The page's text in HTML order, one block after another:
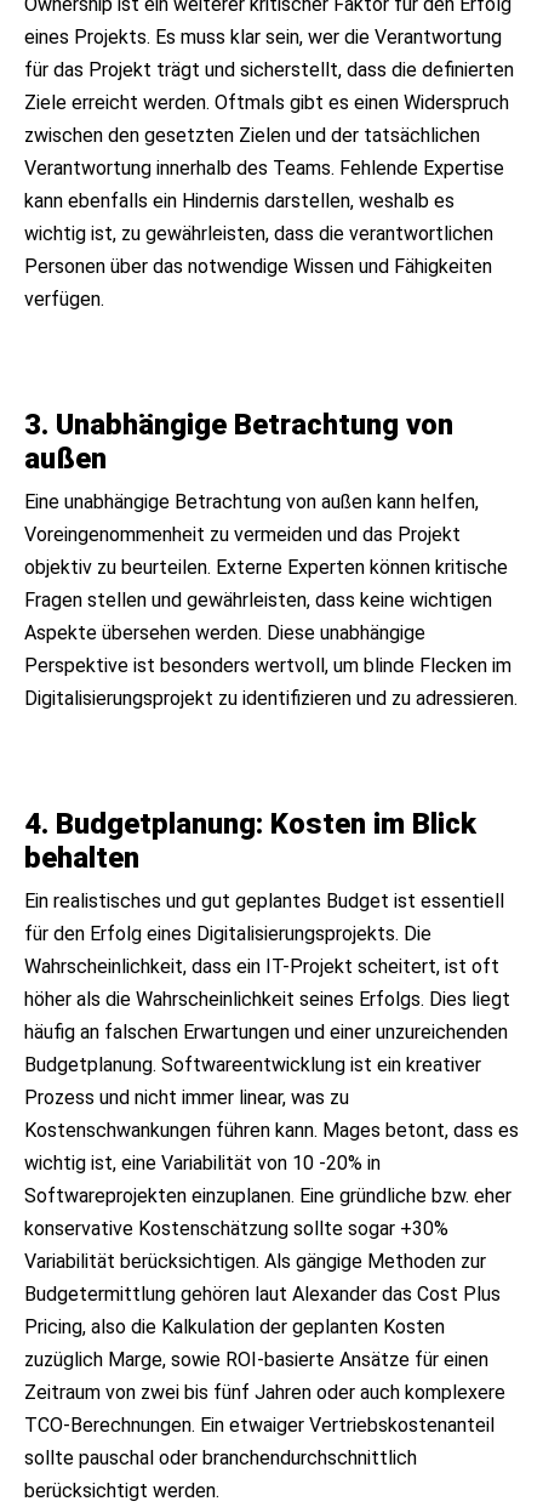
eines Projekts. Es muss klar sein, wer die Verantwortung
für das Projekt trägt und sicherstellt, dass die definierten
Ziele erreicht werden. Oftmals gibt es einen Widerspruch
zwischen den gesetzten Zielen und der tatsächlichen
Verantwortung innerhalb des Teams. Fehlende Expertise
kann ebenfalls ein Hindernis darstellen, weshalb es
wichtig ist, zu gewährleisten, dass die verantwortlichen
Personen über das notwendige Wissen und Fähigkeiten
verfügen.
3. Unabhängige Betrachtung von
außen
Eine unabhängige Betrachtung von außen kann helfen,
Voreingenommenheit zu vermeiden und das Projekt
objektiv zu beurteilen. Externe Experten können kritische
Fragen stellen und gewährleisten, dass keine wichtigen
Aspekte übersehen werden. Diese unabhängige
Perspektive ist besonders wertvoll, um blinde Flecken im
Digitalisierungsprojekt zu identifizieren und zu adressieren.
4. Budgetplanung: Kosten im Blick
behalten
Ein realistisches und gut geplantes Budget ist essentiell
für den Erfolg eines Digitalisierungsprojekts. Die
Wahrscheinlichkeit, dass ein IT-Projekt scheitert, ist oft
höher als die Wahrscheinlichkeit seines Erfolgs. Dies liegt
häufig an falschen Erwartungen und einer unzureichenden
Budgetplanung. Softwareentwicklung ist ein kreativer
Prozess und nicht immer linear, was zu
Kostenschwankungen führen kann. Mages betont, dass es
wichtig ist, eine Variabilität von 10 -20% in
Softwareprojekten einzuplanen. Eine gründliche bzw. eher
konservative Kostenschätzung sollte sogar +30%
Variabilität berücksichtigen. Als gängige Methoden zur
Budgetermittlung gehören laut Alexander das Cost Plus
Pricing, also die Kalkulation der geplanten Kosten
zuzüglich Marge, sowie ROI-basierte Ansätze für einen
Zeitraum von zwei bis fünf Jahren oder auch komplexere
TCO-Berechnungen. Ein etwaiger Vertriebskostenanteil
sollte pauschal oder branchendurchschnittlich
berücksichtigt werden.